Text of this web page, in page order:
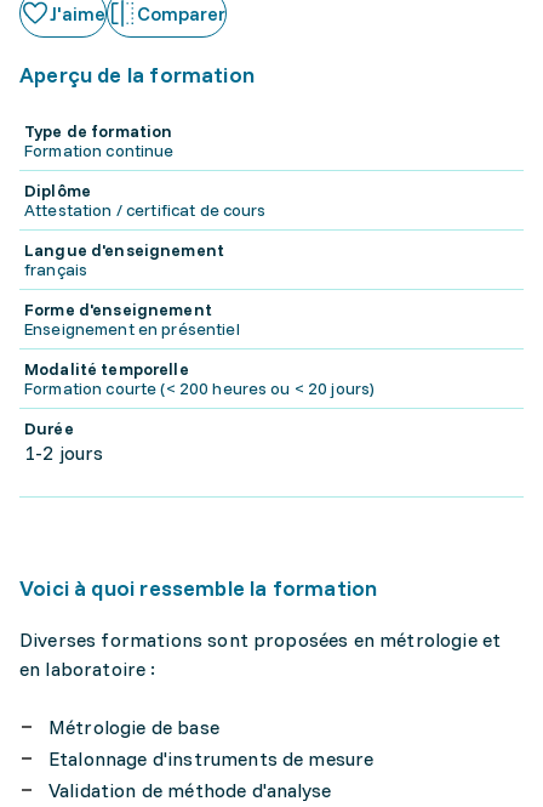
J'aime Comparer
Aperçu de la formation
Type de formation
Formation continue
Diplôme
Attestation / certificat de cours
Langue d'enseignement
français
Forme d'enseignement
Enseignement en présentiel
Modalité temporelle
Formation courte (< 200 heures ou < 20 jours)
Durée
1-2 jours
Voici à quoi ressemble la formation
Diverses formations sont proposées en métrologie et
en laboratoire :
Métrologie de base
Etalonnage d'instruments de mesure
Validation de méthode d'analyse